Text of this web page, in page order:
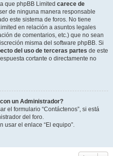
que phpBB Limited carece de
de ninguna manera responsable
este sistema de foros. No tiene
en relación a asuntos legales
de comentarios, etc.) que no sean
misma del software phpBB. Si
del uso de terceras partes de este
cortante o directamente no
un Administrador?
el formulario “Contáctenos”, si está
del foro.
usar el enlace “El equipo”.